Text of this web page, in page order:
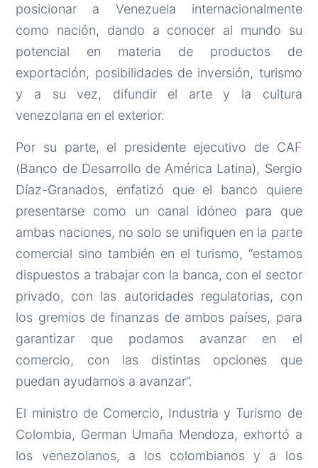
posicionar a Venezuela internacionalmente
como nación, dando a conocer al mundo su
potencial en materia de productos de
exportación, posibilidades de inversión, turismo
y a su vez, difundir el arte y la cultura
venezolana en el exterior.
Por su parte, el presidente ejecutivo de CAF
(Banco de Desarrollo de América Latina), Sergio
Díaz-Granados, enfatizó que el banco quiere
presentarse como un canal idóneo para que
ambas naciones, no solo se unifiquen en la parte
comercial sino también en el turismo, “estamos
dispuestos a trabajar con la banca, con el sector
privado, con las autoridades regulatorias, con
los gremios de finanzas de ambos países, para
garantizar que podamos avanzar en el
comercio, con las distintas opciones que
puedan ayudarnos a avanzar”.
El ministro de Comercio, Industria y Turismo de
Colombia, German Umaña Mendoza, exhortó a
los venezolanos, a los colombianos y a los